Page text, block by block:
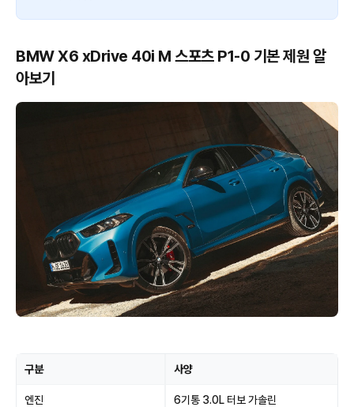
BMW X6 xDrive 40i M 스포츠 P1-0 기본 제원 알
아보기
구분 사양
엔진 6기통 3.0L 터보 가솔린